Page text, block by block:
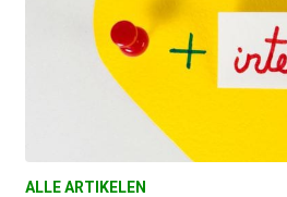
ALLE ARTIKELEN